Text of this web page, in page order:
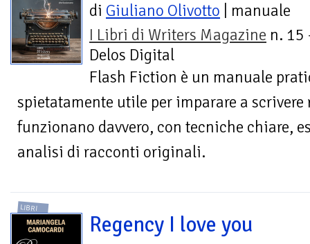
di Giuliano Olivotto | manuale
I Libri di Writers Magazine n. 15
Delos Digital
Flash Fiction è un manuale
spietatamente utile per imparare a
funzionano davvero, con tecniche chiare,
analisi di racconti originali.
LIBRI
Regency I love you